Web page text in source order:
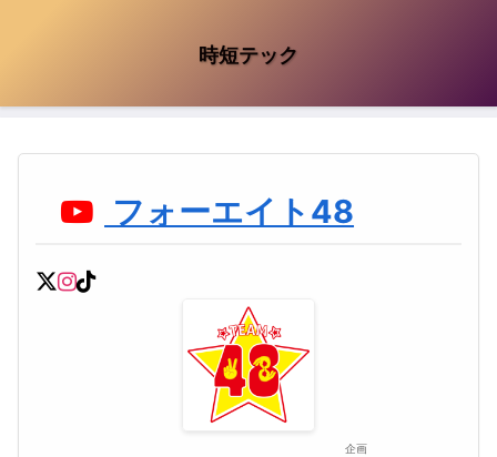
時短テック
フォーエイト48